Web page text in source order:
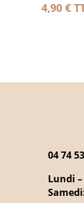
4,90 €
04 74
Lundi